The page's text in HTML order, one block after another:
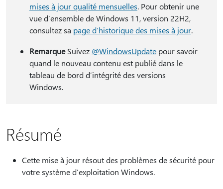
mises à jour qualité mensuelles. Pour obtenir une
vue d’ensemble de Windows 11, version 22H2,
consultez sa page d’historique des mises à jour.
RemarqueSuivez @WindowsUpdatepour savoir
quand le nouveau contenu est publié dans le
tableau de bord d’intégrité des versions
Windows.
Résumé
Cette mise à jour résout des problèmes de sécurité pour
votre système d’exploitation Windows.